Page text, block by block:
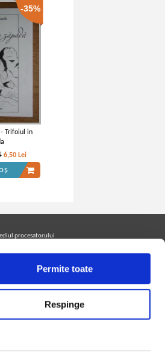
Permite toate
Respinge
-35%
Trifoiul in
6,50 Lei
procesatorului
a fi la curent cu